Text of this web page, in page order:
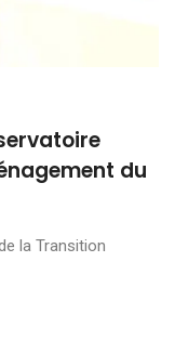
du
la Transition